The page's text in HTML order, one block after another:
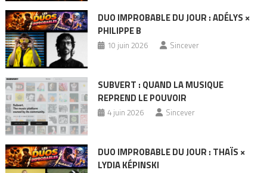
DUO IMPROBABLE DU JOUR : ADÉLYS ×
PHILIPPE B
10 juin 2026 Sincever
SUBVERT : QUAND LA MUSIQUE
REPREND LE POUVOIR
4 juin 2026 Sincever
DUO IMPROBABLE DU JOUR : THAÏS ×
LYDIA KÉPINSKI